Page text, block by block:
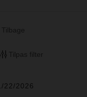
Tilbage
Tilpas filter
22/2026